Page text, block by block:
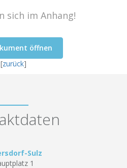
sich im Anhang!
öffnen
[zurück]
Sulz
1